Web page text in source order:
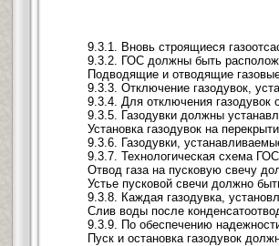
9.3.1. Вновь строящиеся
9.3.2. ГОС должны быть
Подводящие и отводящие
9.3.3. Отключение газодувок,
9.3.4. Для отключения газодувок
9.3.5. Газодувки должны
Установка газодувок на
9.3.6. Газодувки,
9.3.7. Технологическая схема
Отвод газа на пусковую свечу
Устье пусковой свечи должно
9.3.8. Каждая газодувка,
Слив воды после
9.3.9. По обеспечению
Пуск и остановка газодувок